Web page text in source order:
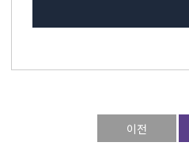
이전